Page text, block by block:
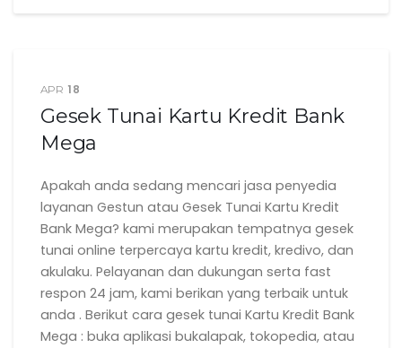
APR 18
Gesek Tunai Kartu Kredit Bank
Mega
Apakah anda sedang mencari jasa penyedia
layanan Gestun atau Gesek Tunai Kartu Kredit
Bank Mega? kami merupakan tempatnya gesek
tunai online terpercaya kartu kredit, kredivo, dan
akulaku. Pelayanan dan dukungan serta fast
respon 24 jam, kami berikan yang terbaik untuk
anda . Berikut cara gesek tunai Kartu Kredit Bank
Mega : buka aplikasi bukalapak, tokopedia, atau